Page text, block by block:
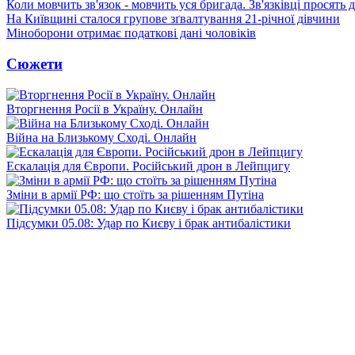
Коли мовчить зв'язок - мовчить уся бригада. Зв'язківці просять
На Київщині сталося групове зґвалтування 21-річної дівчини
Міноборони отримає податкові дані чоловіків
Сюжети
Вторгнення Росії в Україну. Онлайн
Війна на Близькому Сході. Онлайн
Ескалація для Європи. Російський дрон в Лейпцигу
Зміни в армії РФ: що стоїть за рішенням Путіна
Підсумки 05.08: Удар по Києву і брак антибалістики